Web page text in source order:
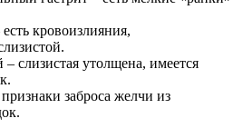
кровоизлияния,
– слизистая утолщена, имеется
заброса желчи из